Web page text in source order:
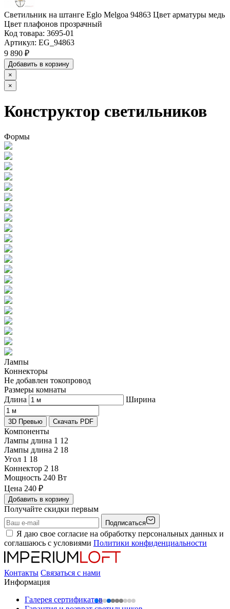
Светильник на штанге Eglo Melgoa 94863 Цвет арматуры медь
Цвет плафонов прозрачный
Код товара: 3695-01
Артикул: EG_94863
9 890 ₽
Добавить в корзину
×
×
Конструктор светильников
Формы
Лампы
Коннекторы
Не добавлен токопровод
Размеры комнаты
Длина
Ширина
3D Превью Скачать PDF
Компоненты
Лампы длина 1 12
Лампы длина 2 18
Угол 1 18
Коннектор 2 18
Мощность 240 Вт
Цена 240 ₽
Добавить в корзину
Получайте скидки первым
Подписаться
Я даю свое согласие на обработку персональных данных и
соглашаюсь с условиями Политики конфиденциальности
Контакты Связаться с нами
Информация
Галерея сертификатов